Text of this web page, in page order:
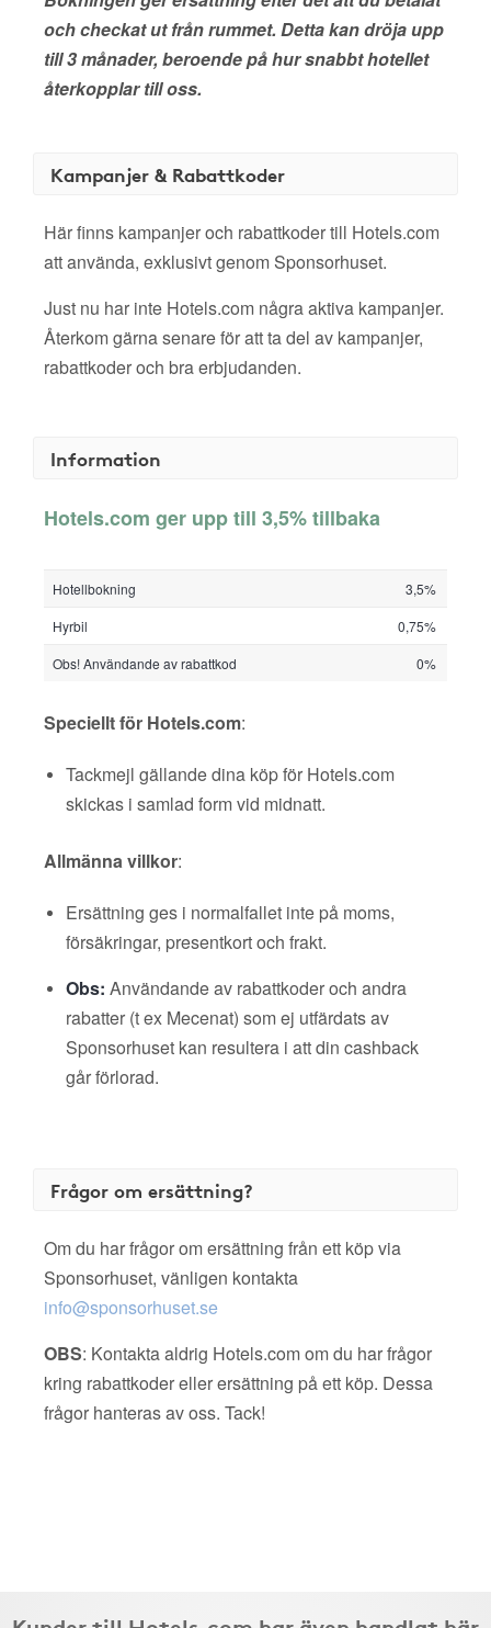
och checkat ut från rummet. Detta kan dröja upp
till 3 månader, beroende på hur snabbt hotellet
återkopplar till oss.
Kampanjer & Rabattkoder
Här finns kampanjer och rabattkoder till Hotels.com
att använda, exklusivt genom Sponsorhuset.
Just nu har inte Hotels.com några aktiva kampanjer.
Återkom gärna senare för att ta del av kampanjer,
rabattkoder och bra erbjudanden.
Information
Hotels.com ger upp till 3,5% tillbaka
Hotellbokning
3,5%
Hyrbil
0,75%
Obs! Användande av rabattkod
0%
Speciellt för Hotels.com:
Tackmejl gällande dina köp för Hotels.com
skickas i samlad form vid midnatt.
Allmänna villkor:
Ersättning ges i normalfallet inte på moms,
försäkringar, presentkort och frakt.
Obs: Användande av rabattkoder och andra
rabatter (t ex Mecenat) som ej utfärdats av
Sponsorhuset kan resultera i att din cashback
går förlorad.
Frågor om ersättning?
Om du har frågor om ersättning från ett köp via
Sponsorhuset, vänligen kontakta
info@sponsorhuset.se
OBS: Kontakta aldrig Hotels.com om du har frågor
kring rabattkoder eller ersättning på ett köp. Dessa
frågor hanteras av oss. Tack!